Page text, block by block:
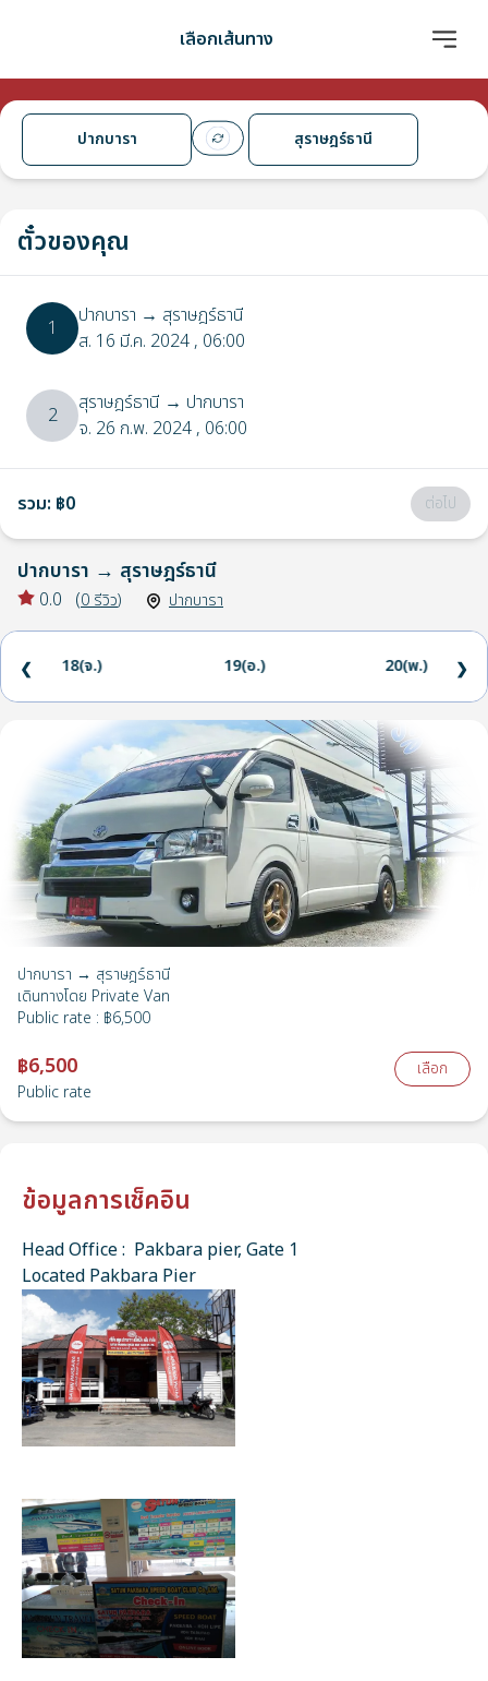
เลือกเส้นทาง
ปากบารา สุราษฎร์ธานี
ตั๋วของคุณ
1 ปากบารา → สุราษฎร์ธานี
ส. 16 มี.ค. 2024, 06:00
2 สุราษฎร์ธานี → ปากบารา
จ. 26 ก.พ. 2024, 06:00
รวม: ฿0 ต่อไป
ปากบารา → สุราษฎร์ธานี
0.0 (0 รีวิว) ปากบารา
18(จ.) 19(อ.) 20(พ.)
❮ ❯
ปากบารา → สุราษฎร์ธานี
เดินทางโดย Private Van
Public rate : ฿6,500
฿6,500
Public rate
เลือก
ข้อมูลการเช็คอิน
Head Office : Pakbara pier, Gate 1
Located Pakbara Pier